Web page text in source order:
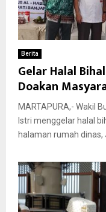
Berita
Gelar Halal
Doakan
MARTAPURA,- Wakil
Istri menggelar halal
halaman rumah dinas,